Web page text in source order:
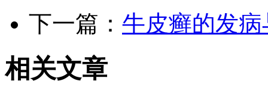
下一篇： 牛皮癣的发
相关文章